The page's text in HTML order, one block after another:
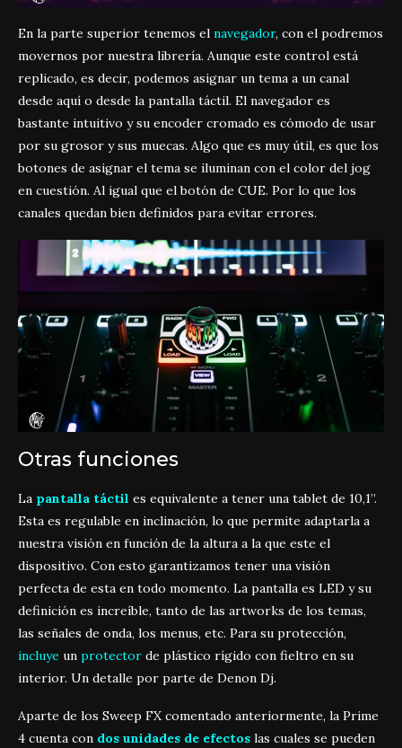
En la parte superior tenemos el navegador, con el podremos
movernos por nuestra librería. Aunque este control está
replicado, es decir, podemos asignar un tema a un canal
desde aquí o desde la pantalla táctil. El navegador es
bastante intuitivo y su encoder cromado es cómodo de usar
por su grosor y sus muecas. Algo que es muy útil, es que los
botones de asignar el tema se iluminan con el color del jog
en cuestión. Al igual que el botón de CUE. Por lo que los
canales quedan bien definidos para evitar errores.
Otras funciones
La pantalla táctil es equivalente a tener una tablet de 10,1”.
Esta es regulable en inclinación, lo que permite adaptarla a
nuestra visión en función de la altura a la que este el
dispositivo. Con esto garantizamos tener una visión
perfecta de esta en todo momento. La pantalla es LED y su
definición es increíble, tanto de las artworks de los temas,
las señales de onda, los menus, etc. Para su protección,
incluye un protector de plástico rígido con fieltro en su
interior. Un detalle por parte de Denon Dj.
Aparte de los Sweep FX comentado anteriormente, la Prime
4 cuenta con dos unidades de efectos las cuales se pueden